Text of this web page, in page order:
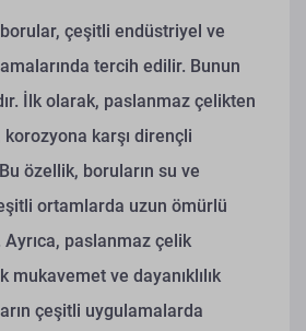
çeşitli endüstriyel ve
tercih edilir. Bunun
İlk olarak, paslanmaz çelikten
karşı dirençli
özellik, boruların su ve
ortamlarda uzun ömürlü
Ayrıca, paslanmaz çelik
mukavemet ve dayanıklılık
çeşitli uygulamalarda